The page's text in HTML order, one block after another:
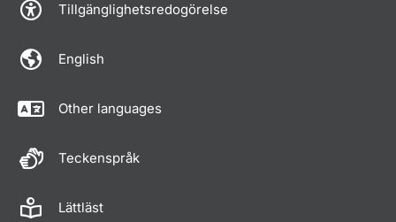
Tillgänglighetsredogörelse
English
Other languages
Teckenspråk
Lättläst